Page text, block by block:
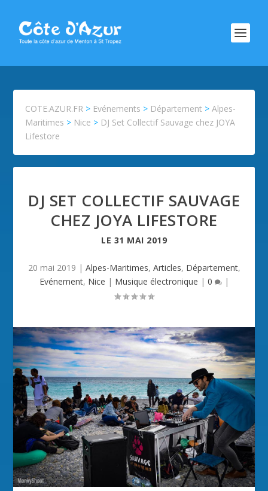
COTE.AZUR.FR > Evénements > Département >Alpes-
Maritimes > Nice > DJ Set Collectif Sauvage chez JOYA
Lifestore
DJ SET COLLECTIF SAUVAGE
CHEZ JOYA LIFESTORE
LE 31 MAI 2019
20 mai 2019 | Alpes-Maritimes, Articles, Département,
Evénement, Nice | Musique électronique | 0 |